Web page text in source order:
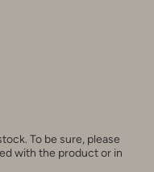
To be sure, please
with the product or in